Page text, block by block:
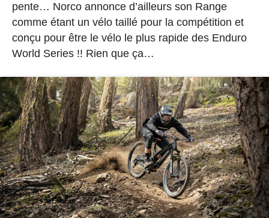
pente… Norco annonce d’ailleurs son Range
comme étant un vélo taillé pour la compétition et
conçu pour être le vélo le plus rapide des Enduro
World Series !! Rien que ça…